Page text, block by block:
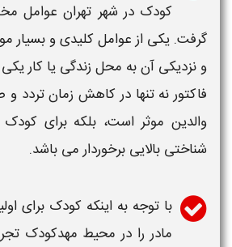
کودکدر شهر تهرانعوامل
گرفت. یکی از عوامل کلیدی و بسیار
و نزدیکی آن به محل زندگی یا کار یکی
فاکتور نه تنها در کاهش زمان تردد و
والدین موثر است، بلکه برای کودک
شناختی بالایی برخوردار می باشد.
با توجه به اینکه کودک برای اولین
مادر را در محیطمهدکودک